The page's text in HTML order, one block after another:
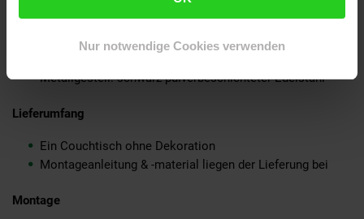
Nur notwendige Cookies verwenden
Tischplatte: Sheesham Massivholz, mit Klarlack
Metallgestell: schwarz pulverbeschichteter Edelstahl
Lieferumfang
Ein Couchtisch ohne Dekoration
Montageanleitung & -material liegen der Lieferung bei
Montage